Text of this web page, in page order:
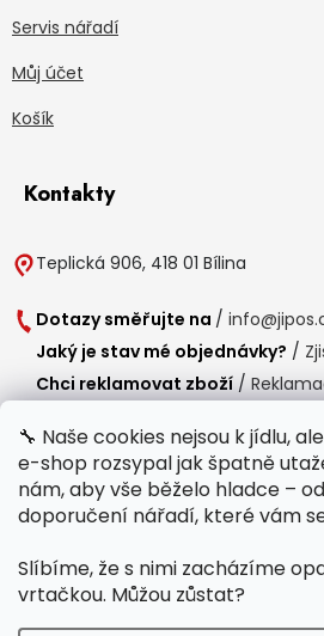
🔧 Naše cookies nejsou k jídlu,
e-shop rozsypal jak špatně
nám, aby vše běželo hladce –
doporučení nářadí, které vám
Slíbíme, že s nimi zacházíme
vrtačkou. Můžou zůstat?
Servis nářadí
Můj účet
Košík
Kontakty
Teplická 906, 418 01 Bílina
Dotazy směřujte na /
Jaký je stav mé objednávky? /
Chci reklamovat zboží /
Provozní doba
Po-Čt / 8:00 - 15:00
Polední přestávka /11:00 - 11:30